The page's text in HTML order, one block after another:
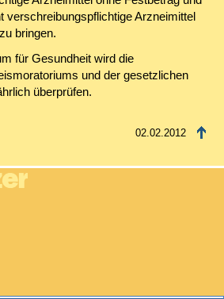
verschreibungspflichtige Arzneimittel
bringen.
für Gesundheit wird die
und der gesetzlichen
überprüfen.
02.02.2012